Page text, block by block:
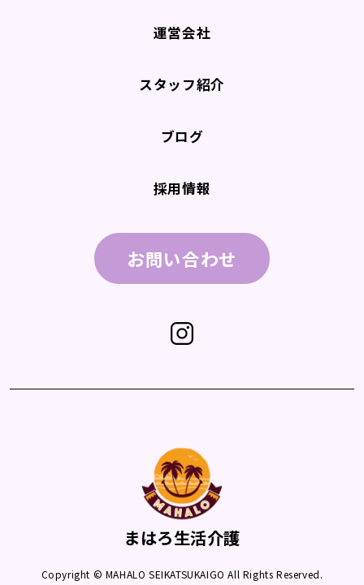
運営会社
スタッフ紹介
ブログ
採用情報
お問い合わせ
まはろ生活介護
Copyright © MAHALO SEIKATSUKAIGO All Rights Reserved.